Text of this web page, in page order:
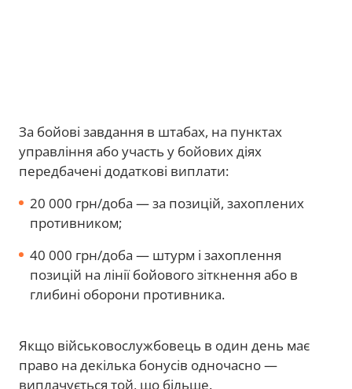
За бойові завдання в штабах, на пунктах
управління або участь у бойових діях
передбачені додаткові виплати:
20 000 грн/доба — за позицій, захоплених
противником;
40 000 грн/доба — штурм і захоплення
позицій на лінії бойового зіткнення або в
глибині оборони противника.
Якщо військовослужбовець в один день має
право на декілька бонусів одночасно —
виплачується той, що більше.